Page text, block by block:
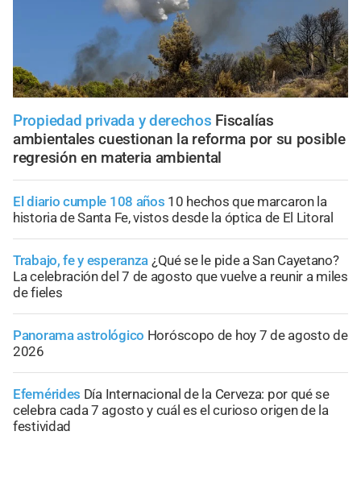
Propiedad privada y derechos Fiscalías
ambientales cuestionan la reforma por su posible
regresión en materia ambiental
El diario cumple 108 años 10 hechos que marcaron la
historia de Santa Fe, vistos desde la óptica de El Litoral
Trabajo, fe y esperanza ¿Qué se le pide a San Cayetano?
La celebración del 7 de agosto que vuelve a reunir a miles
de fieles
Panorama astrológico Horóscopo de hoy 7 de agosto de
2026
Efemérides Día Internacional de la Cerveza: por qué se
celebra cada 7 agosto y cuál es el curioso origen de la
festividad